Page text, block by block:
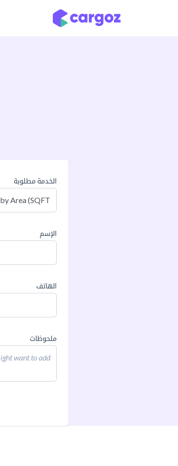
الخدمة مطلوبة
الإسم
الهاتف
ملحوظات